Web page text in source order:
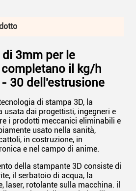
3mm per le
il kg/h
30 dell'estrusione
di stampa 3D, la
usata dai progettisti, ingegneri e
i prodotti meccanici eliminabili e
usato nella sanità,
in costruzione, in
e nel campo di anime.
della stampante 3D consiste di
il serbatoio di acqua, la
laser, rotolante sulla macchina. il